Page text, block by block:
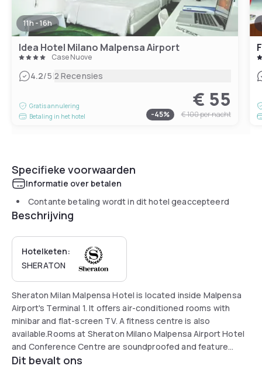
11h - 16h
Idea Hotel Milano Malpensa Airport
Case Nuove
4.2/5|2 Recensies
Gratis annulering
Betaling in het hotel
€ 55
-45% € 100per nacht
Specifieke voorwaarden
Informatie over betalen
Contante betaling wordt in dit hotel geaccepteerd
Beschrijving
Hotelketen:
SHERATON
Sheraton Milan Malpensa Hotel is located inside Malpensa
Airport's Terminal 1. It offers air-conditioned rooms with
minibar and flat-screen TV. A fitness centre is also
available.Rooms at Sheraton Milano Malpensa Airport Hotel
and Conference Centre are soundproofed and feature
Sheraton Sweet Sleeper beds.Other hotel facilities include
Dit bevalt ons